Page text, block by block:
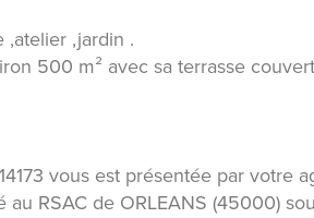
,atelier ,jardin .
500 m² avec sa terrasse
vous est présentée par votre
au RSAC de ORLEANS (45000)